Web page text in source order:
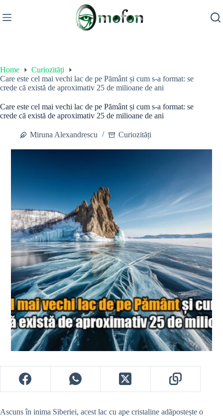
to
content
Home
Curiozități
Care este cel mai vechi lac de pe Pământ și cum s-a format: se
crede că există de aproximativ 25 de milioane de ani
Care este cel mai vechi lac de pe Pământ și cum s-a format: se
crede că există de aproximativ 25 de milioane de ani
Miruna Alexandrescu Curiozități
Ascuns în inima Siberiei, acest lac cu ape cristaline adăpostește o